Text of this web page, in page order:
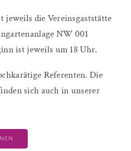
jeweils die Vereinsgaststätte
NW 001
ist jeweils um 18 Uhr.
Referenten. Die
sich auch in unserer